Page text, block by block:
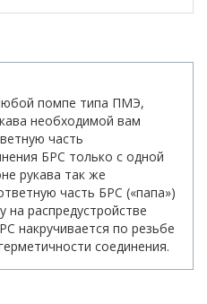
помпе типа ПМЭ,
необходимой вам
часть
БРС только с одной
рукава так же
часть БРС («папа»)
на распредустройстве
накручивается по резьбе
соединения.